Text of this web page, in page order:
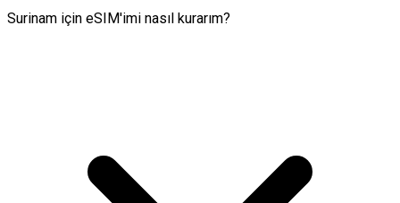
Surinam için eSIM'imi nasıl kurarım?